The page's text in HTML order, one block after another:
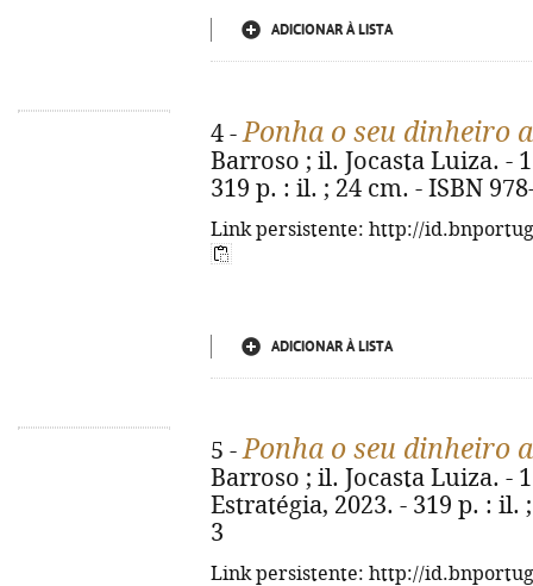
ADICIONAR À LISTA
4 -Ponha o seu dinheiro
Barroso ; il. Jocasta Luiza. -
319 p. : il. ; 24 cm. - ISBN
Link persistente: http://
ADICIONAR À LISTA
5 -Ponha o seu dinheiro
Barroso ; il. Jocasta Luiza. -
Estratégia, 2023. - 319 p. : il.
3
Link persistente: http://